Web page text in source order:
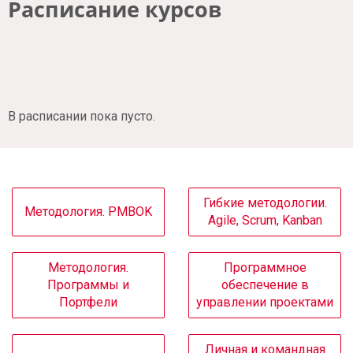
Расписание курсов
В расписании пока пусто.
Методология. PMBOK
Гибкие методологии.
Agile, Scrum, Kanban
Методология.
Программы и
Портфели
Программное
обеспечение в
управлении проектами
Личная и командная